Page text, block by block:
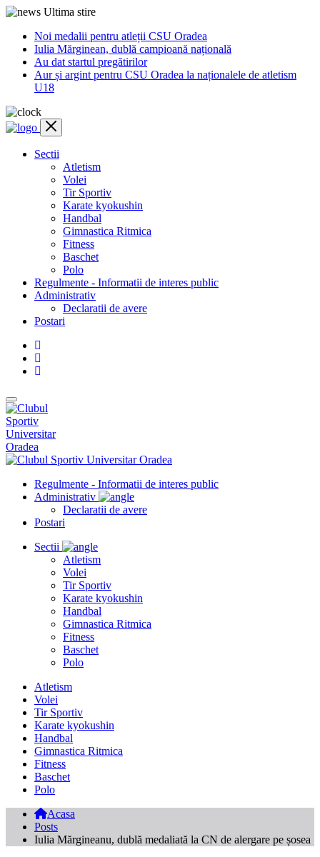
Ultima stire
Noi medalii pentru atleții CSU Oradea
Iulia Mărginean, dublă campioană națională
Au dat startul pregătirilor
Aur și argint pentru CSU Oradea la naționalele de atletism
U18
Sectii
Atletism
Volei
Tir Sportiv
Karate kyokushin
Handbal
Gimnastica Ritmica
Fitness
Baschet
Polo
Regulmente - Informatii de interes public
Administrativ
Declaratii de avere
Postari
Regulmente - Informatii de interes public
Administrativ
Declaratii de avere
Postari
Sectii
Atletism
Volei
Tir Sportiv
Karate kyokushin
Handbal
Gimnastica Ritmica
Fitness
Baschet
Polo
Atletism
Volei
Tir Sportiv
Karate kyokushin
Handbal
Gimnastica Ritmica
Fitness
Baschet
Polo
Acasa
Posts
Iulia Mărgineanu, dublă medaliată la CN de alergare pe șosea